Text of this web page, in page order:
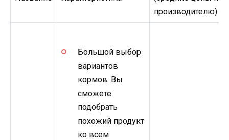
производителю)
Большой выбор
вариантов
кормов. Вы
сможете
подобрать
похожий продукт
ко всем